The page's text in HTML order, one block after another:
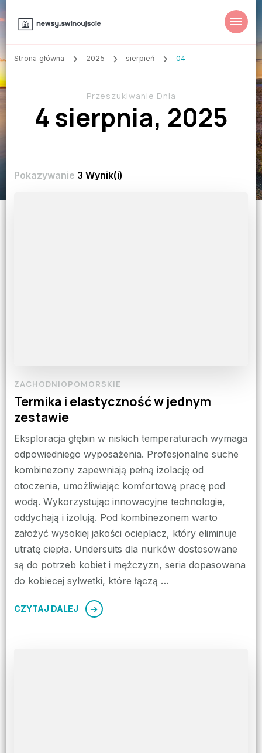
Strona główna 2025 sierpień 04
Przeszukiwanie Dnia
4 sierpnia, 2025
Pokazywanie 3 Wynik(i)
ZACHODNIOPOMORSKIE
Termika i elastyczność w jednym
zestawie
Eksploracja głębin w niskich temperaturach wymaga
odpowiedniego wyposażenia. Profesjonalne suche
kombinezony zapewniają pełną izolację od
otoczenia, umożliwiając komfortową pracę pod
wodą. Wykorzystując innowacyjne technologie,
oddychają i izolują. Pod kombinezonem warto
założyć wysokiej jakości ocieplacz, który eliminuje
utratę ciepła. Undersuits dla nurków dostosowane
są do potrzeb kobiet i mężczyzn, seria dopasowana
do kobiecej sylwetki, które łączą …
CZYTAJ DALEJ